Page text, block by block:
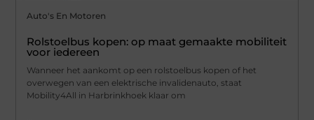
Auto's En Motoren
Rolstoelbus kopen: op maat gemaakte mobiliteit
voor iedereen
Wanneer het aankomt op een rolstoelbus kopen of het
overwegen van een elektrische invalidenauto, staat
Mobility4All in Harbrinkhoek klaar om